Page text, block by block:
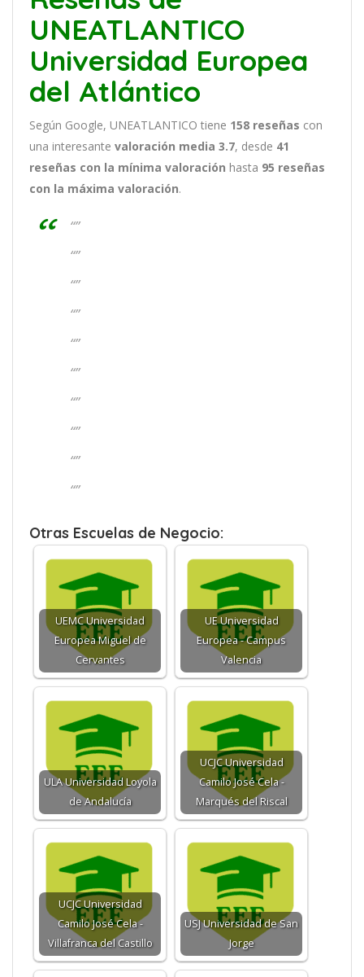
UNEATLANTICO
Universidad Europea
del Atlántico
Según Google, UNEATLANTICO tiene 158 reseñas con
una interesante valoración media 3.7, desde 41
reseñas con la mínima valoración hasta 95 reseñas
con la máxima valoración.
“”
“”
“”
“”
“”
“”
“”
“”
“”
“”
Otras Escuelas de Negocio:
UEMC Universidad
Europea Miguel de
Cervantes
UE Universidad
Europea - Campus
Valencia
ULA Universidad Loyola
de Andalucía
UCJC Universidad
Camilo José Cela -
Marqués del Riscal
UCJC Universidad
Camilo José Cela -
Villafranca del Castillo
USJ Universidad de San
Jorge